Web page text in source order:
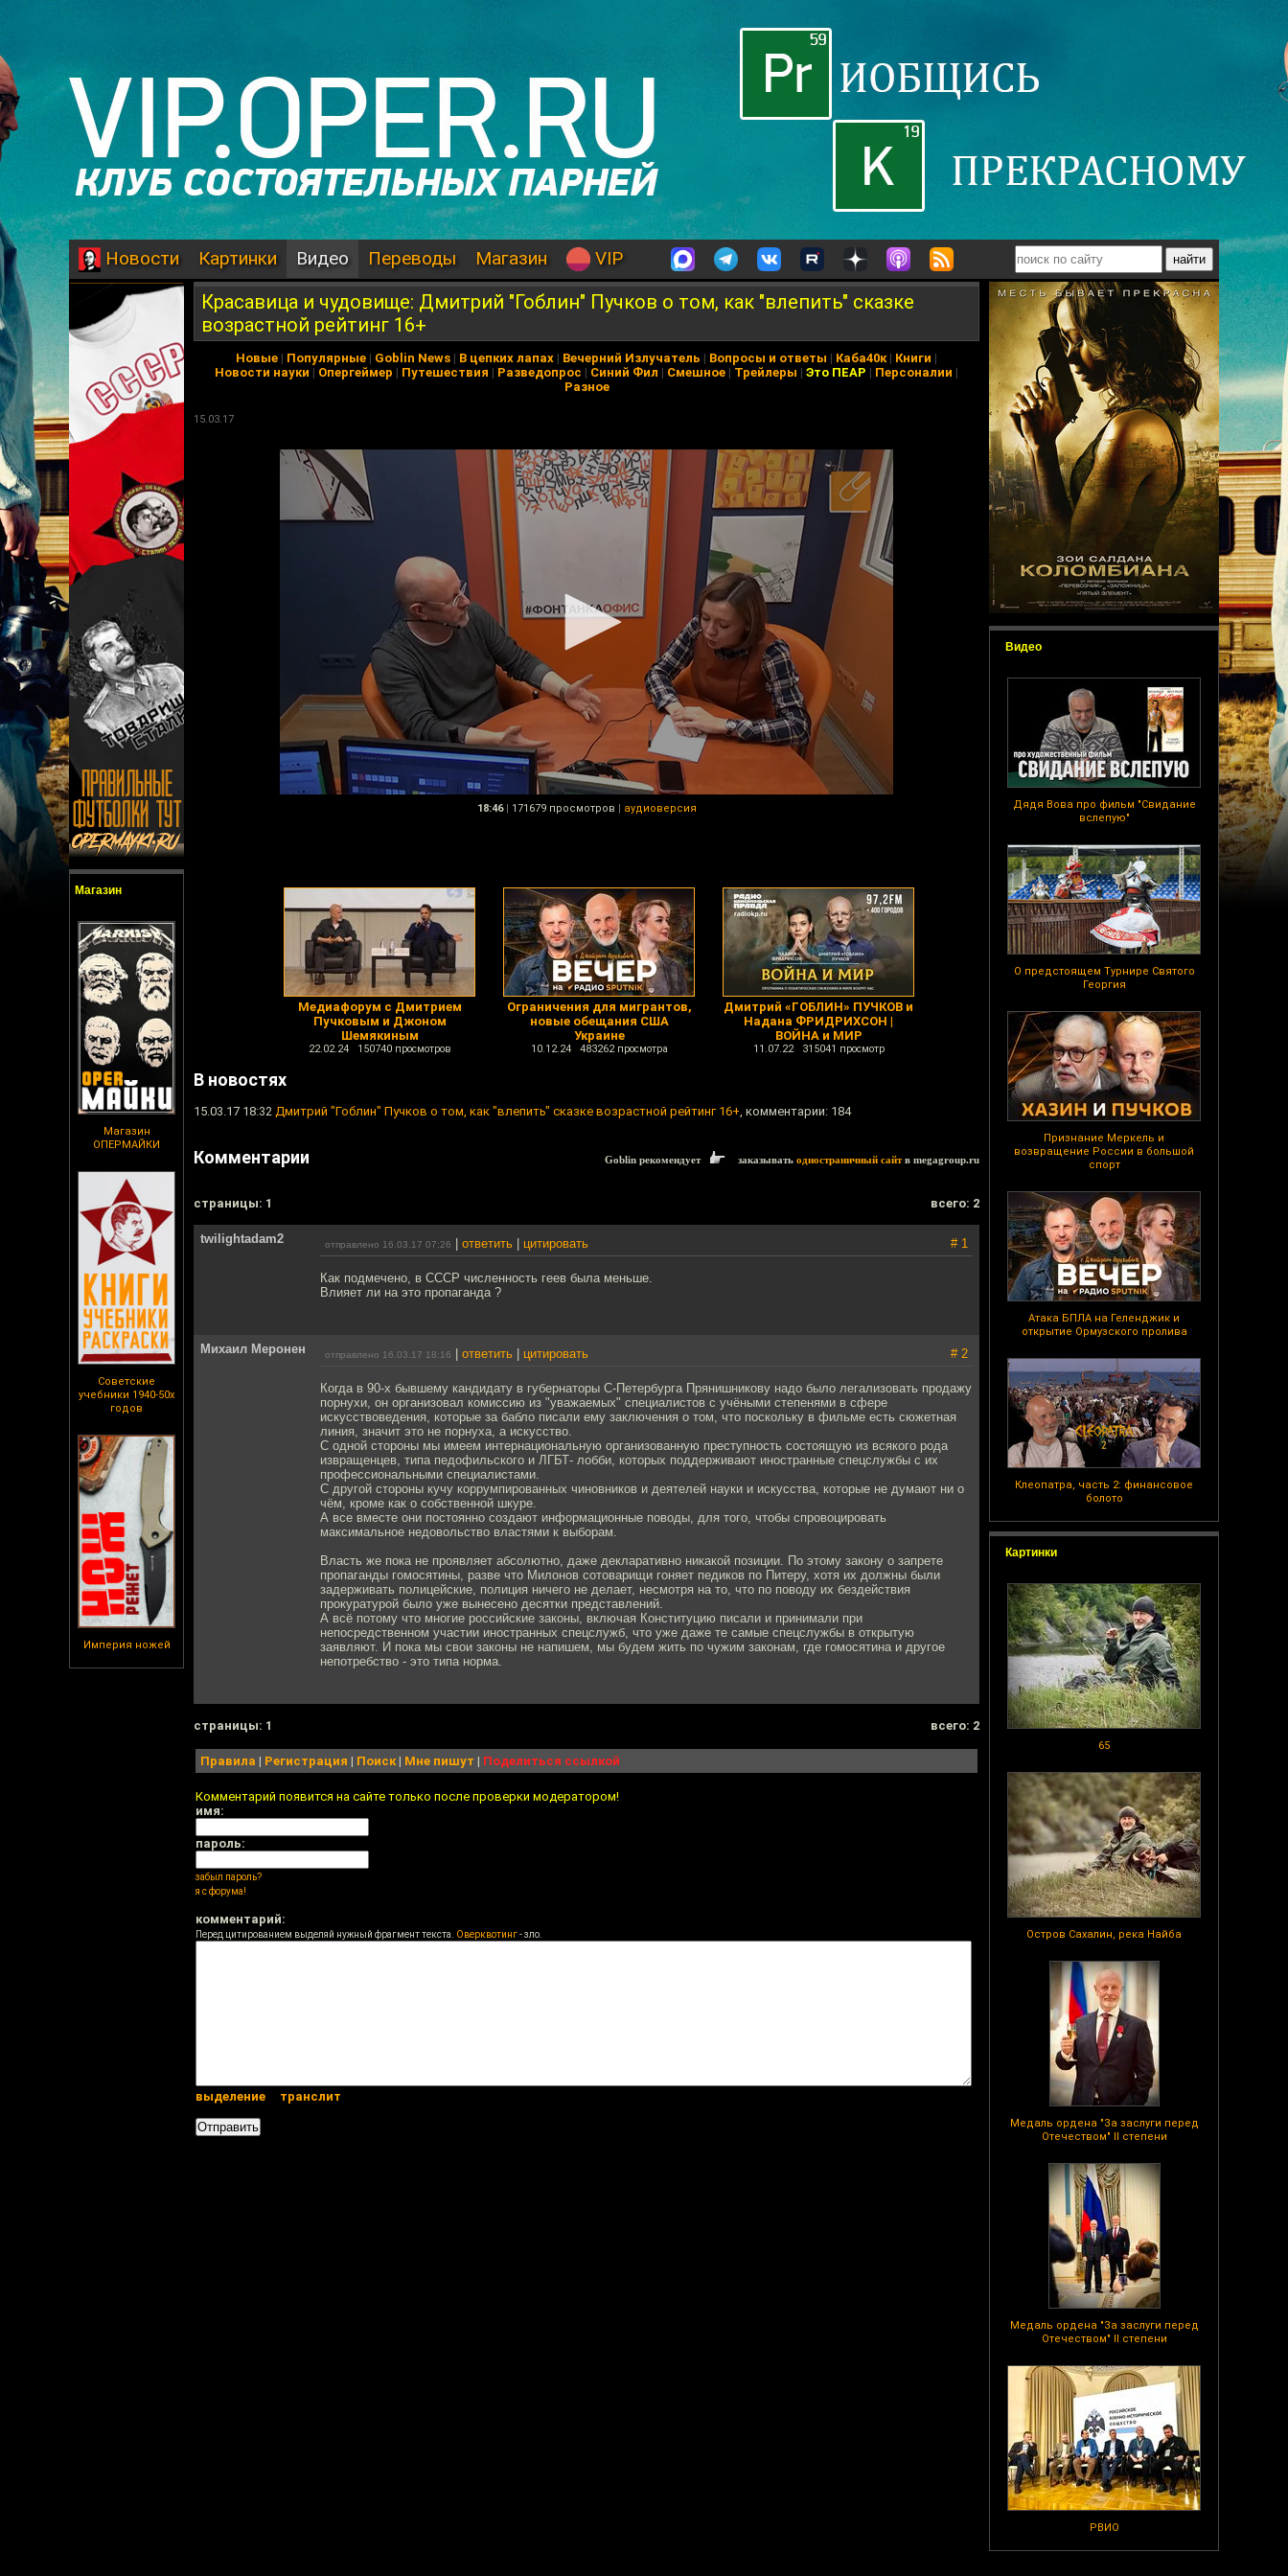
Новости Картинки Видео Переводы Магазин VIP
Магазин
Магазин
ОПЕРМАЙКИ
Советские
учебники 1940-50х
годов
Империя ножей
Видео
Дядя Вова про фильм "Свидание
вслепую"
О предстоящем Турнире Святого
Георгия
Признание Меркель и
возвращение России в большой
спорт
Атака БПЛА на Геленджик и
открытие Ормузского пролива
Клеопатра, часть 2: финансовое
болото
Картинки
65
Остров Сахалин, река Найба
Медаль ордена "За заслуги перед
Отечеством" II степени
Медаль ордена "За заслуги перед
Отечеством" II степени
РВИО
Красавица и чудовище: Дмитрий "Гоблин" Пучков о том, как "влепить" сказке
возрастной рейтинг 16+
Новые | Популярные | Goblin News | В цепких лапах | Вечерний Излучатель | Вопросы и ответы | Каба40к| Книги |
Новости науки | Опергеймер | Путешествия | Разведопрос | Синий Фил | Смешное | Трейлеры | Это ПЕАР | Персоналии |
Разное
15.03.17
18:46 | 171679 просмотров | аудиоверсия
Медиафорум с Дмитрием
Пучковым и Джоном
Шемякиным
22.02.24 150740 просмотров
Ограничения для мигрантов,
новые обещания США
Украине
10.12.24 483262 просмотра
Дмитрий «ГОБЛИН» ПУЧКОВ и
Надана ФРИДРИХСОН |
ВОЙНА и МИР
11.07.22 315041 просмотр
В новостях
15.03.17 18:32 Дмитрий "Гоблин" Пучков о том, как "влепить" сказке возрастной рейтинг 16+, комментарии: 184
Комментарии Goblin рекомендует заказывать одностраничный сайтв megagroup.ru
cтраницы: 1 всего: 2
twilightadam2 отправлено 16.03.17 07:26 ответить цитировать # 1
Как подмечено, в СССР численность геев была меньше.
Влияет ли на это пропаганда ?
Михаил Меронен отправлено 16.03.17 18:16 ответить цитировать # 2
Когда в 90-х бывшему кандидату в губернаторы С-Петербурга Прянишникову надо было легализовать продажу
порнухи, он организовал комиссию из "уважаемых" специалистов с учёными степенями в сфере
искусствоведения, которые за бабло писали ему заключения о том, что поскольку в фильме есть сюжетная
линия, значит это не порнуха, а искусство.
С одной стороны мы имеем интернациональную организованную преступность состоящую из всякого рода
извращенцев, типа педофильского и ЛГБТ- лобби, которых поддерживают иностранные спецслужбы с их
профессиональными специалистами.
С другой стороны кучу коррумпированных чиновников и деятелей науки и искусства, которые не думают ни о
чём, кроме как о собственной шкуре.
А все вместе они постоянно создают информационные поводы, для того, чтобы спровоцировать
максимальное недовольство властями к выборам.
Власть же пока не проявляет абсолютно, даже декларативно никакой позиции. По этому закону о запрете
пропаганды гомосятины, разве что Милонов сотоварищи гоняет педиков по Питеру, хотя их должны были
задерживать полицейские, полиция ничего не делает, несмотря на то, что по поводу их бездействия
прокуратурой было уже вынесено десятки представлений.
А всё потому что многие российские законы, включая Конституцию писали и принимали при
непосредственном участии иностранных спецслужб, что уже даже те самые спецслужбы в открытую
заявляют. И пока мы свои законы не напишем, мы будем жить по чужим законам, где гомосятина и другое
непотребство - это типа норма.
cтраницы: 1 всего: 2
Правила | Регистрация | Поиск| Мне пишут | Поделиться ссылкой
Комментарий появится на сайте только после проверки модератором!
имя:
пароль:
забыл пароль?
я с форума!
комментарий:
Перед цитированием выделяй нужный фрагмент текста. Оверквотинг- зло.
выделение транслит